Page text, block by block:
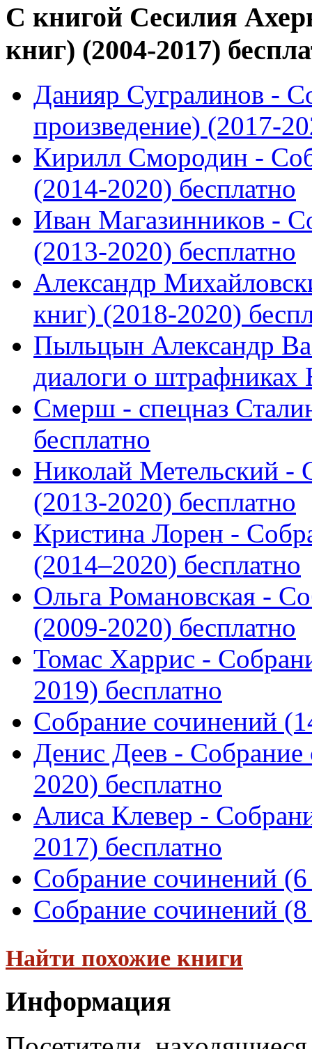
С книгой Сесилия
книг) (2004-2017)
Данияр Сугралинов -
произведение) (2017-
Кирилл Смородин -
(2014-2020) бесплатно
Иван Магазинников -
(2013-2020) бесплатно
Александр
книг) (2018-2020)
Пыльцын Александр
диалоги о штрафниках
Смерш - спецназ
бесплатно
Николай Метельский -
(2013-2020) бесплатно
Кристина Лорен -
(2014–2020) бесплатно
Ольга Романовская -
(2009-2020) бесплатно
Томас Харрис -
2019) бесплатно
Собрание сочинений
Денис Деев -
2020) бесплатно
Алиса Клевер -
2017) бесплатно
Собрание сочинений
Собрание сочинений
Найти похожие книги
Информация